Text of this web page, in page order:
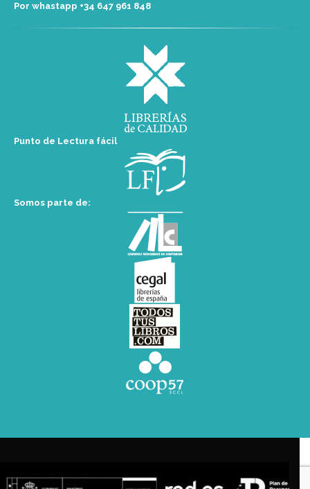
Por whastapp +34 ‭647 961 848‬
Punto de Lectura fácil
Somos parte de: